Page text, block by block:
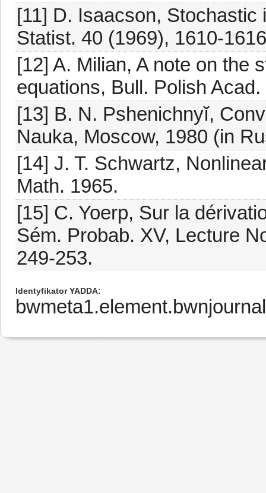
[11] D. Isaacson,
Statist. 40 (1969), 1610-
[12] A. Milian, A note on the
equations, Bull. Polish
[13] B. N. Pshenichnyĭ,
Nauka, Moscow, 1980 (in
[14] J. T. Schwartz,
Math. 1965.
[15] C. Yoerp, Sur la
Sém. Probab. XV, Lecture
249-253.
Identyfikator YADDA